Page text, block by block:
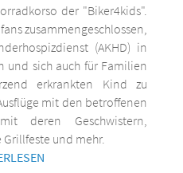
der "Biker4kids".
zusammengeschlossen,
(AKHD) in
und sich auch für Familien
erkrankten Kind zu
mit den betroffenen
deren Geschwistern,
und mehr.